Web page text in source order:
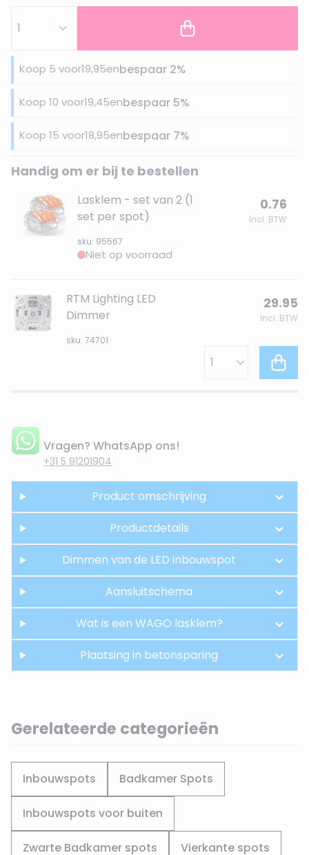
Koop 5 voor19,95enbespaar 2%
Koop 10 voor19,45enbespaar 5%
Koop 15 voor18,95enbespaar 7%
Handig om er bij te bestellen
Lasklem - set van 2 (1
set per spot)
sku: 95567
0.76
Incl. BTW
Niet op voorraad
RTM Lighting LED
Dimmer
sku: 74701
29.95
Incl. BTW
Vragen? WhatsApp ons!
+31 5 91201904
Product omschrijving
Productdetails
Dimmen van de LED inbouwspot
Aansluitschema
Wat is een WAGO lasklem?
Plaatsing in betonsparing
Gerelateerde categorieën
Inbouwspots Badkamer Spots
Inbouwspots voor buiten
Zwarte Badkamer spots Vierkante spots